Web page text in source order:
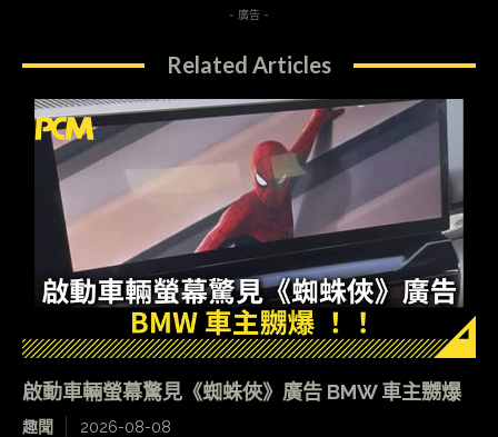
- 廣告 -
Related Articles
啟動車輛螢幕驚見《蜘蛛俠》廣告 BMW 車主嬲爆
趣聞 2026-08-08